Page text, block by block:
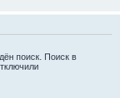
поиск. Поиск в